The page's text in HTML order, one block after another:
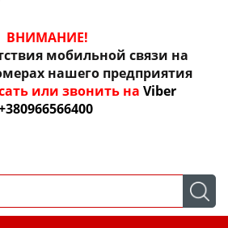
ВНИМАНИЕ!
мобильной связи на
нашего предприятия
или звонить на Viber